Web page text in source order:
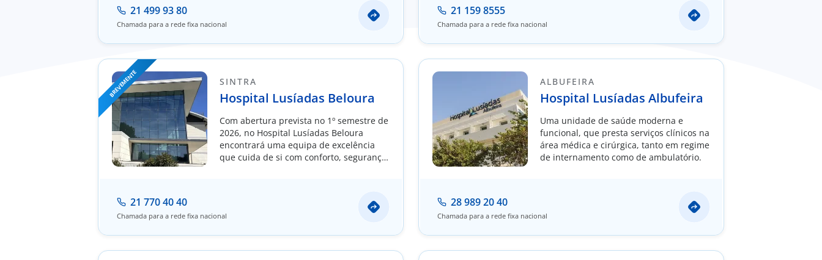
21 499 93 80
Chamada para a rede fixa nacional
21 159 8555
Chamada para a rede fixa nacional
BREVEMENTE SINTRA
Hospital Lusíadas Beloura
Com abertura prevista no 1º semestre de
2026, no Hospital Lusíadas Beloura
encontrará uma equipa de excelência
que cuida de si com conforto, segurança
21 770 40 40
Chamada para a rede fixa nacional
ALBUFEIRA​​
Hospital Lusíadas Albufeira
Uma unidade de saúde moderna e
funcional, que presta serviços clínicos na
área médica e cirúrgica, tanto em regime
de internamento como de ambulatório.
28 989 20 40
Chamada para a rede fixa nacional